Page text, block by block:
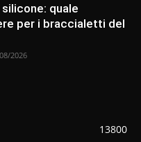
quale
per i braccialetti del
2026
13800